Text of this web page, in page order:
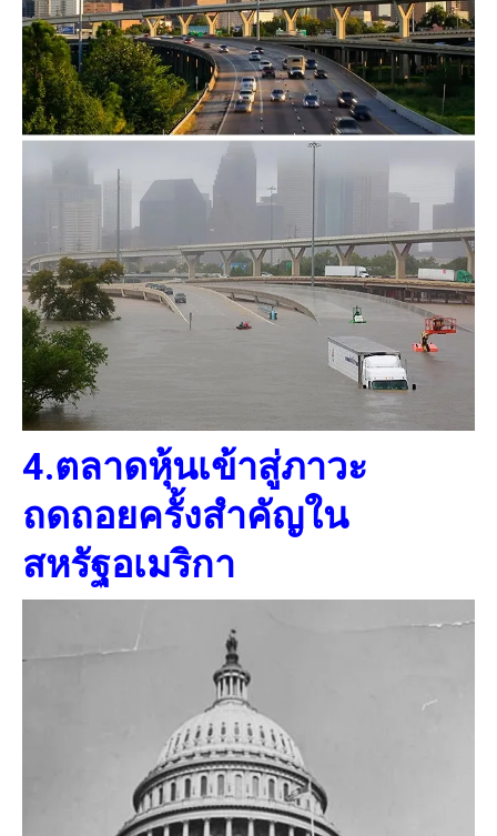
4.ตลาดหุ้นเข้าสู่ภาวะ
ถดถอยครั้งสำคัญใน
สหรัฐอเมริกา